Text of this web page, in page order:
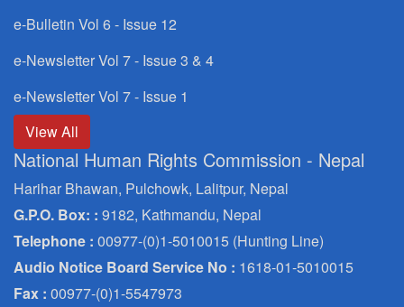
e-Bulletin Vol 6 - Issue 12
e-Newsletter Vol 7 - Issue 3 & 4
e-Newsletter Vol 7 - Issue 1
View All
National Human Rights Commission - Nepal
Harihar Bhawan, Pulchowk, Lalitpur, Nepal
G.P.O. Box: : 9182, Kathmandu, Nepal
Telephone : 00977-(0)1-5010015 (Hunting Line)
Audio Notice Board Service No : 1618-01-5010015
Fax : 00977-(0)1-5547973